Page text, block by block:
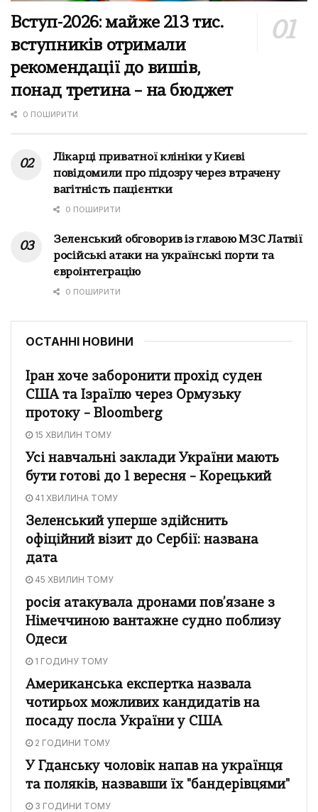
Вступ-2026: майже 213 тис.
вступників отримали
рекомендації до вишів,
понад третина – на бюджет
0 ПОШИРИТИ
Лікарці приватної клініки у Києві
повідомили про підозру через втрачену
вагітність пацієнтки
0 ПОШИРИТИ
Зеленський обговорив із главою МЗС Латвії
російські атаки на українські порти та
євроінтеграцію
0 ПОШИРИТИ
ОСТАННІ НОВИНИ
Іран хоче заборонити прохід суден
США та Ізраїлю через Ормузьку
протоку – Bloomberg
15 ХВИЛИН ТОМУ
Усі навчальні заклади України мають
бути готові до 1 вересня – Корецький
41 ХВИЛИНА ТОМУ
Зеленський уперше здійснить
офіційний візит до Сербії: названа
дата
45 ХВИЛИН ТОМУ
росія атакувала дронами пов’язане з
Німеччиною вантажне судно поблизу
Одеси
1 ГОДИНУ ТОМУ
Американська експертка назвала
чотирьох можливих кандидатів на
посаду посла України у США
2 ГОДИНИ ТОМУ
У Гданську чоловік напав на українця
та поляків, назвавши їх "бандерівцями"
3 ГОДИНИ ТОМУ